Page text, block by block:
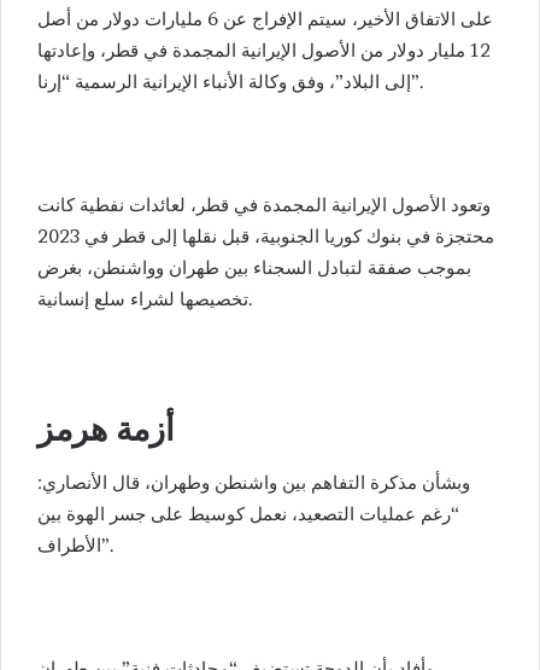
على الاتفاق الأخير، سيتم الإفراج عن 6 مليارات دولار من أصل
12 مليار دولار من الأصول الإيرانية المجمدة في قطر، وإعادتها
إلى البلاد”، وفق وكالة الأنباء الإيرانية الرسمية “إرنا”.
وتعود الأصول الإيرانية المجمدة في قطر، لعائدات نفطية كانت
محتجزة في بنوك كوريا الجنوبية، قبل نقلها إلى قطر في 2023
بموجب صفقة لتبادل السجناء بين طهران وواشنطن، بغرض
تخصيصها لشراء سلع إنسانية.
أزمة هرمز
وبشأن مذكرة التفاهم بين واشنطن وطهران، قال الأنصاري:
“رغم عمليات التصعيد، نعمل كوسيط على جسر الهوة بين
الأطراف”.